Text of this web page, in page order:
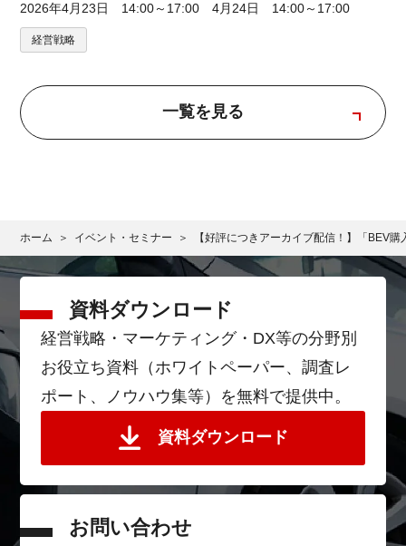
一覧を見る
2026年4月23日 14:00～17:00 4月24日 14:00～17:00
経営戦略
ホーム イベント・セミナー 【好評につきアーカイブ配信！】「BEV
資料ダウンロード
経営戦略・マーケティング・DX等の分野別
お役立ち資料（ホワイトペーパー、調査レ
ポート、ノウハウ集等）を無料で提供中。
資料ダウンロード
お問い合わせ